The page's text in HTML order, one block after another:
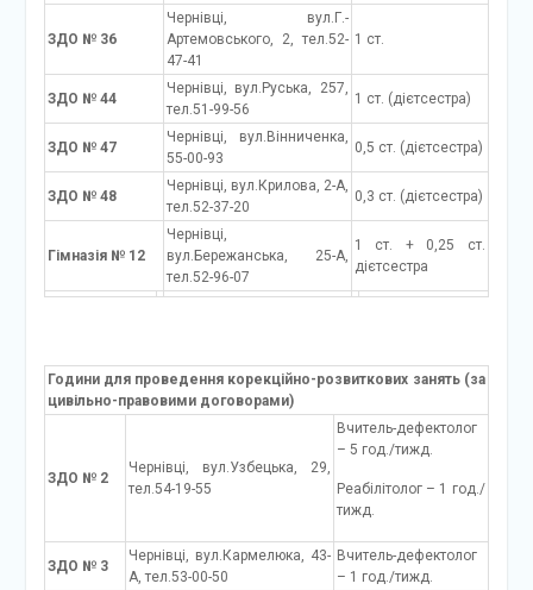
ЗДО № 36
Чернівці, вул.Г.-
Артемовського, 2, тел.52-
47-41
1 ст.
ЗДО № 44
Чернівці, вул.Руська, 257,
тел.51-99-56
1 ст. (дієтсестра)
ЗДО № 47
Чернівці, вул.Вінниченка,
55-00-93
0,5 ст. (дієтсестра)
ЗДО № 48
Чернівці, вул.Крилова, 2-А,
тел.52-37-20
0,3 ст. (дієтсестра)
Гімназія № 12
Чернівці,
вул.Бережанська, 25-А,
тел.52-96-07
1 ст. + 0,25 ст.
дієтсестра
Години для проведення корекційно-розвиткових занять (за
цивільно-правовими договорами)
ЗДО № 2
Чернівці, вул.Узбецька, 29,
тел.54-19-55
Вчитель-дефектолог
– 5 год./тижд.
Реабілітолог – 1 год./
тижд.
ЗДО № 3
Чернівці, вул.Кармелюка, 43-
А, тел.53-00-50
Вчитель-дефектолог
– 1 год./тижд.